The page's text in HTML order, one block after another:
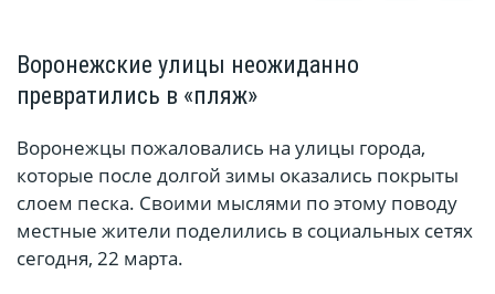
Воронежские улицы неожиданно
превратились в «пляж»
Воронежцы пожаловались на улицы города,
которые после долгой зимы оказались покрыты
слоем песка. Своими мыслями по этому поводу
местные жители поделились в социальных сетях
сегодня, 22 марта.